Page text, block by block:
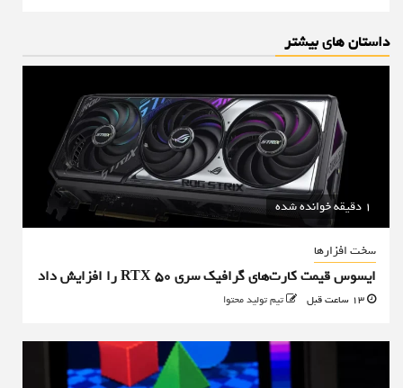
داستان های بیشتر
1 دقیقه خوانده شده
سخت افزارها
ایسوس قیمت کارت‌های گرافیک سری RTX 50 را افزایش داد
تیم تولید محتوا